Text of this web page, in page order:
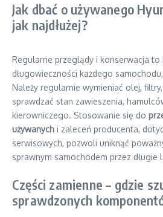
Jak dbać o używanego
jak najdłużej?
Regularne przeglądy i konserwacja to
długowieczności każdego
Należy regularnie wymieniać olej,
sprawdzać stan zawieszenia,
kierowniczego. Stosowanie się do
używanych i zaleceń producenta,
serwisowych, pozwoli uniknąć
sprawnym samochodem przez długie
Części zamienne – gdzie
sprawdzonych